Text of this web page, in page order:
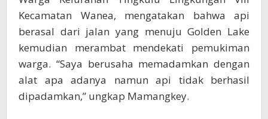
Kecamatan Wanea, mengatakan bahwa api
berasal dari jalan yang menuju Golden Lake
kemudian merambat mendekati pemukiman
warga. “Saya berusaha memadamkan dengan
alat apa adanya namun api tidak berhasil
dipadamkan,” ungkap Mamangkey.